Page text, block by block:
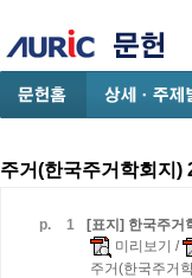
주거(한국주거학회지)
p. 1
[표지] 한국주거
미리보기 /
주거(한국주거